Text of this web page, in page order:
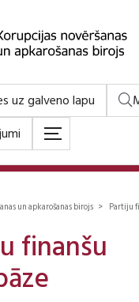
uz galveno lapu
un apkarošanas birojs > Partiju
finanšu